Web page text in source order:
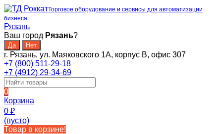
Торговое оборудование и сервисы для автоматизации
бизнеса
Рязань
Ваш город Рязань?
г. Рязань, ул. Маяковского 1А, корпус B, офис 307
+7 (800) 511-29-18
+7 (4912) 29-34-69
0
Корзина
0 ₽
(пусто)
Товар в корзине!